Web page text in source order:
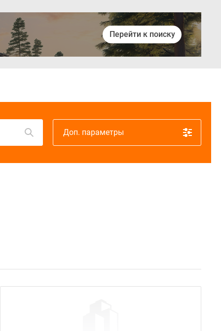
Перейти к поиску
Доп. параметры